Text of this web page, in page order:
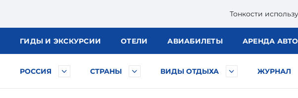
Тонкости
ГИДЫ И ЭКСКУРСИИ ОТЕЛИ АВИАБИЛЕТЫ АРЕНДА АВТО
РОССИЯ СТРАНЫ ВИДЫ ОТДЫХА ЖУРНАЛ